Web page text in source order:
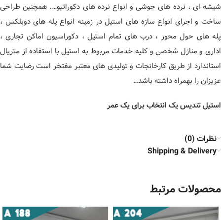
شیشه ای ، نرده های جوشی و انواع نرده های دکوراتیو…. همچنین طراحی
ساخت و اجرای انواع سازه های استیل در زمینه انواع پله های دوبلکس ،
پله های حول محور ، درب های تمام استیل ، دکوراسیون اماکن تجاری ،
اداری و منازل شخصی و کلیه خدمات مربوط به استیل با استفاده از متریال
استاندارد از طریق کارخانجات و تولیدی های معتبر مفتخر است رضایت شما
عزیزان را بهمراه داشته باشد…
استیل تندیس یک انتخاب برای یک عمر
نظرات (0)
Shipping & Delivery
محصولات مرتبط